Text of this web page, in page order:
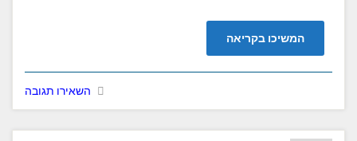
המשיכו בקריאה
השאירו תגובה